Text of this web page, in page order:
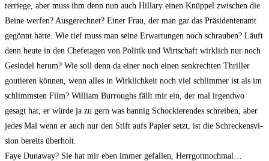
ter­rie­ge, aber muss ihm denn nun auch Hil­la­ry einen Knüp­pel zwi­schen die
Bei­ne wer­fen? Aus­ge­rech­net? Einer Frau, der man gar das Prä­si­den­ten­amt
gegönnt hät­te. Wie tief muss man sei­ne Erwar­tun­gen noch schrau­ben? Läuft
denn heu­te in den Chef­eta­gen von Poli­tik und Wirt­schaft wirk­lich nur noch
Gesin­del her­um? Wie soll denn da einer noch einen senk­rech­ten Thril­ler
gou­tie­ren kön­nen, wenn alles in Wirk­lich­keit noch viel schlim­mer ist als im
schlimms­ten Film? Wil­liam Bur­roughs fällt mir ein, der mal irgend­wo
gesagt hat, er wür­de ja zu gern was ban­nig Scho­ckie­ren­des schrei­ben, aber
jedes Mal wenn er auch nur den Stift aufs Papier setzt, ist die Schre­ckens­vi­
si­on bereits überholt.
Faye Duna­way? Sie hat mir eben immer gefal­len, Herrgottnochmal…